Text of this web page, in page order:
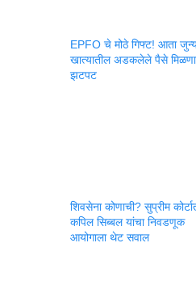
EPFO चे मोठे गिफ्ट! आता
खात्यातील अडकलेले पैसे
झटपट
शिवसेना कोणाची? सुप्रीम
कपिल सिब्बल यांचा निवडणूक
आयोगाला थेट सवाल